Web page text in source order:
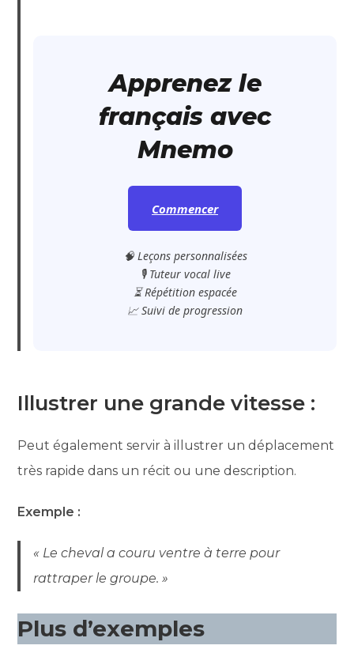
Apprenez le
français avec
Mnemo
Commencer
🧠 Leçons personnalisées
🎙️ Tuteur vocal live
⏳ Répétition espacée
📈 Suivi de progression
Illustrer une grande vitesse :
Peut également servir à illustrer un déplacement
très rapide dans un récit ou une description.
Exemple :
« Le cheval a couru ventre à terre pour
rattraper le groupe. »
Plus d’exemples